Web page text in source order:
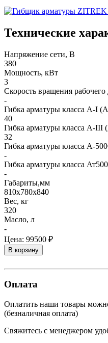
Технические
Напряжение сети, В
380
Мощность, кВт
3
Скорость вращения
-
Гибка арматуры класса А-I
40
Гибка арматуры класса А-III
32
Гибка арматуры класса А-
-
Гибка арматуры класса
-
Габариты,мм
810х780х840
Вес, кг
320
Масло, л
-
Цена: 99500 ₽
В корзину
Оплата
Оплатить наши товары
(безналичная оплата)
Свяжитесь с менеджером